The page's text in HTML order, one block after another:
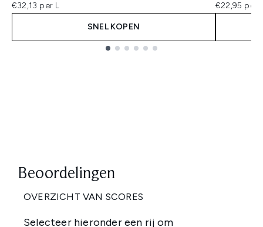
€32,13 per L
SNEL KOPEN
€22,95 per